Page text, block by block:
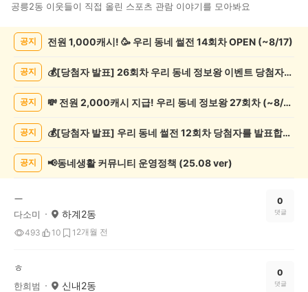
공릉2동 이웃들이 직접 올린 스포츠 관람 이야기를 모아봐요
글
공지 전원 1,000캐시! 🥳 우리 동네 썰전 14회차 OPEN (~8/17)
공지 💰[당첨자 발표] 26회차 우리 동네 정보왕 이벤트 당첨자를 발표합니다!
공지 💸 전원 2,000캐시 지급! 우리 동네 정보왕 27회차 (~8/10)
공지 💰[당첨자 발표] 우리 동네 썰전 12회차 당첨자를 발표합니다!
공지 📢동네생활 커뮤니티 운영정책 (25.08 ver)
ㅡ
다소미 하계2동
493 10 1 2개월 전
0
댓글
ㅎ
한희범 신내2동
0
댓글